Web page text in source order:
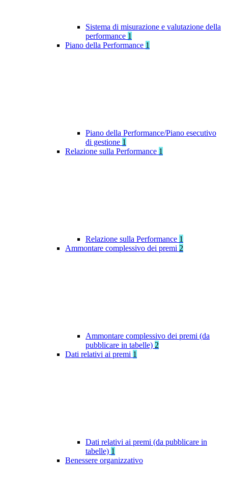
Sistema di misurazione e valutazione della
performance 1
Piano della Performance 1
Piano della Performance/Piano esecutivo
di gestione 1
Relazione sulla Performance 1
Relazione sulla Performance 1
Ammontare complessivo dei premi 2
Ammontare complessivo dei premi (da
pubblicare in tabelle) 2
Dati relativi ai premi 1
Dati relativi ai premi (da pubblicare in
tabelle) 1
Benessere organizzativo